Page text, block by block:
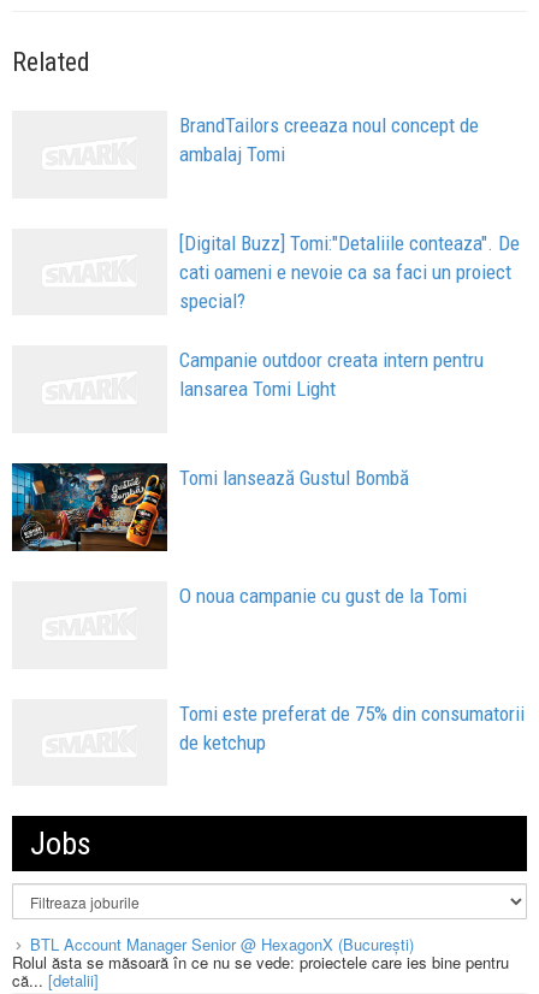
Related
BrandTailors creeaza noul concept de
ambalaj Tomi
[Digital Buzz] Tomi:"Detaliile conteaza". De
cati oameni e nevoie ca sa faci un proiect
special?
Campanie outdoor creata intern pentru
lansarea Tomi Light
Tomi lansează Gustul Bombă
O noua campanie cu gust de la Tomi
Tomi este preferat de 75% din consumatorii
de ketchup
Jobs
BTL Account Manager Senior @ HexagonX (București)
Rolul ăsta se măsoară în ce nu se vede: proiectele care ies bine pentru
că... [detalii]